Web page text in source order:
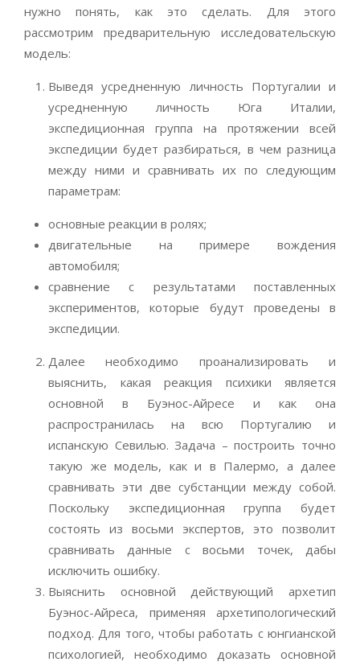
нужно понять, как это сделать. Для этого
рассмотрим предварительную исследовательскую
модель:
Выведя усредненную личность Португалии и
усредненную личность Юга Италии,
экспедиционная группа на протяжении всей
экспедиции будет разбираться, в чем разница
между ними и сравнивать их по следующим
параметрам:
основные реакции в ролях;
двигательные на примере вождения
автомобиля;
сравнение с результатами поставленных
экспериментов, которые будут проведены в
экспедиции.
Далее необходимо проанализировать и
выяснить, какая реакция психики является
основной в Буэнос-Айресе и как она
распространилась на всю Португалию и
испанскую Севилью. Задача – построить точно
такую же модель, как и в Палермо, а далее
сравнивать эти две субстанции между собой.
Поскольку экспедиционная группа будет
состоять из восьми экспертов, это позволит
сравнивать данные с восьми точек, дабы
исключить ошибку.
Выяснить основной действующий архетип
Буэнос-Айреса, применяя архетипологический
подход. Для того, чтобы работать с юнгианской
психологией, необходимо доказать основной